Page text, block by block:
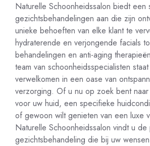
Naturelle Schoonheidssalon biedt een
gezichtsbehandelingen aan die zijn
unieke behoeften van elke klant te
hydraterende en verjongende facials
behandelingen en anti-aging
team van schoonheidsspecialisten
verwelkomen in een oase van
verzorging. Of u nu op zoek bent
voor uw huid, een specifieke
of gewoon wilt genieten van een luxe
Naturelle Schoonheidssalon vindt u
gezichtsbehandeling die bij uw